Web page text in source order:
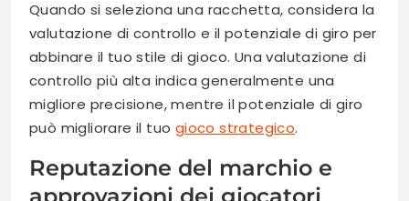
Quando si seleziona una racchetta, considera la
valutazione di controllo e il potenziale di giro per
abbinare il tuo stile di gioco. Una valutazione di
controllo più alta indica generalmente una
migliore precisione, mentre il potenziale di giro
può migliorare il tuo gioco strategico.
Reputazione del marchio e